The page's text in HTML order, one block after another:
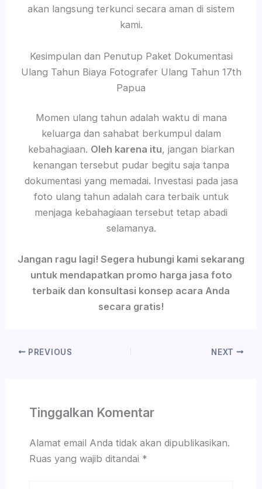
akan langsung terkunci secara aman di sistem
kami.
Kesimpulan dan Penutup Paket Dokumentasi
Ulang Tahun Biaya Fotografer Ulang Tahun 17th
Papua
Momen ulang tahun adalah waktu di mana
keluarga dan sahabat berkumpul dalam
kebahagiaan. Oleh karena itu, jangan biarkan
kenangan tersebut pudar begitu saja tanpa
dokumentasi yang memadai. Investasi pada jasa
foto ulang tahun adalah cara terbaik untuk
menjaga kebahagiaan tersebut tetap abadi
selamanya.
Jangan ragu lagi! Segera hubungi kami sekarang
untuk mendapatkan promo harga jasa foto
terbaik dan konsultasi konsep acara Anda
secara gratis!
PREVIOUS NEXT
Tinggalkan Komentar
Alamat email Anda tidak akan dipublikasikan.
Ruas yang wajib ditandai *